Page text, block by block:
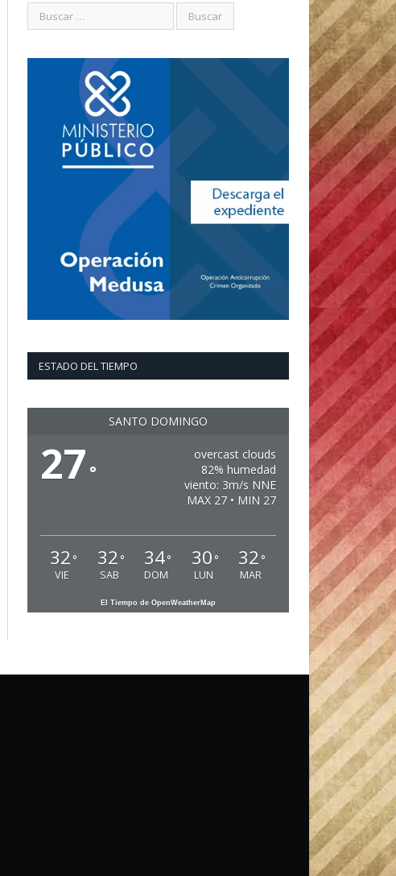
ESTADO DEL TIEMPO
SANTO DOMINGO
27 °
overcast clouds
82% humedad
viento: 3m/s NNE
MAX 27 • MIN 27
32 °
VIE
32 °
SAB
34°
DOM
30 °
LUN
32 °
MAR
El Tiempo de OpenWeatherMap